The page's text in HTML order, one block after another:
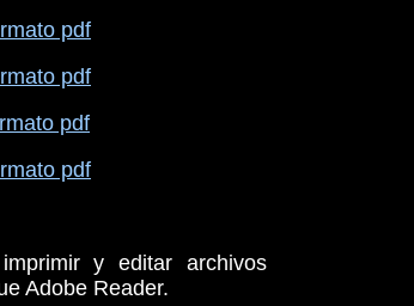
pdf
pdf
pdf
pdf
y editar archivos
Adobe Reader.